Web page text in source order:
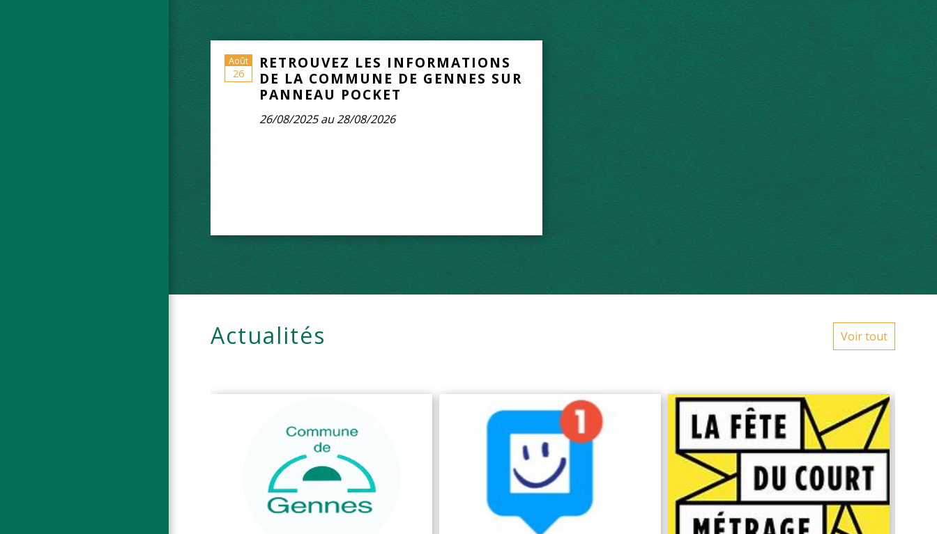
Août
26
RETROUVEZ LES INFORMATIONS
DE LA COMMUNE DE GENNES SUR
PANNEAU POCKET
26/08/2025 au 28/08/2026
Actualités Voir tout